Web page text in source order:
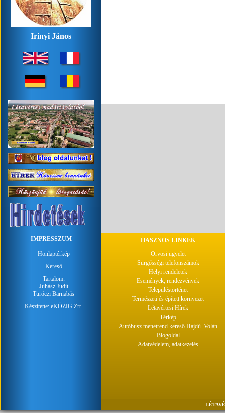
Irinyi János
IMPRESSZUM
Honlaptérkép
Kereső
Tartalom:
Juhász Judit
Turóczi Barnabás
Készítette:eKÖZIG Zrt.
HASZNOS LINKEK
Orvosi ügyelet
Sürgősségi telefonszámok
Helyi rendeletek
Események, rendezvények
Településtörténet
Természeti és épített környezet
Létavértesi Hírek
Térkép
Autóbusz menetrend kereső Hajdú–Volán
Blogoldal
Adatvédelem, adatkezelés